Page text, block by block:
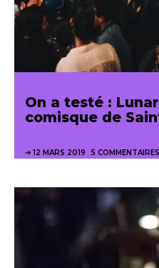
On a testé :
comisque de
12 MARS 2019 5 COMMENTAIRES